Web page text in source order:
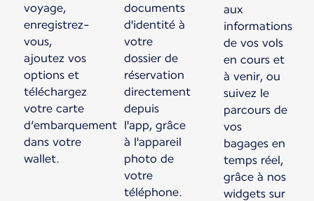
voyage,
enregistrez-
vous,
ajoutez vos
options et
téléchargez
votre carte
d’embarquement
dans votre
wallet.
documents
d'identité à
votre
dossier de
réservation
directement
depuis
l'app, grâce
à l'appareil
photo de
votre
téléphone.
aux
informations
de vos vols
en cours et
à venir, ou
suivez le
parcours de
vos
bagages en
temps réel,
grâce à nos
widgets sur